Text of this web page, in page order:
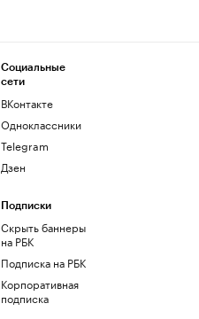
Социальные
сети
ВКонтакте
Одноклассники
Telegram
Дзен
Подписки
Скрыть баннеры
на РБК
Подписка на РБК
Корпоративная
подписка